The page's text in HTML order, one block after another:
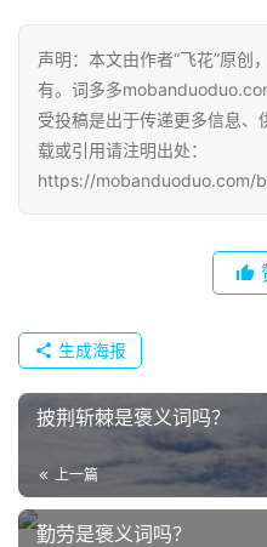
声明：本文由作者“飞花”原创
有。词多多
受投稿是出于传递更多信息
载或引用请注明出处：
https://mobanduoduo.com/
生成海报
披荆斩棘是褒义词吗？
上一篇
勤劳是褒义词吗？